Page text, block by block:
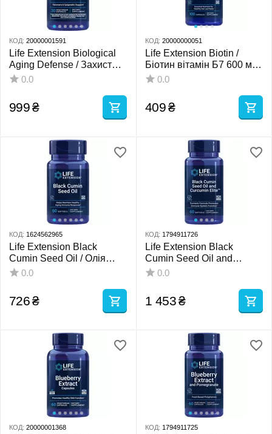
КОД: 20000001591
Life Extension Biological
Aging Defense / Захист
від біологічного старіння
0.0
999₴
КОД: 20000000051
Life Extension Biotin /
Біотин вітамін Б7 600 мкг
100 капсул
0.0
409₴
КОД: 1624562965
Life Extension Black
Cumin Seed Oil / Олія
насіння чорного кмину 60
0.0
726₴
КОД: 1794911726
Life Extension Black
Cumin Seed Oil and
Curcumin Elite / Олія
0.0
1 453₴
КОД: 20000001368 КОД: 1794911725